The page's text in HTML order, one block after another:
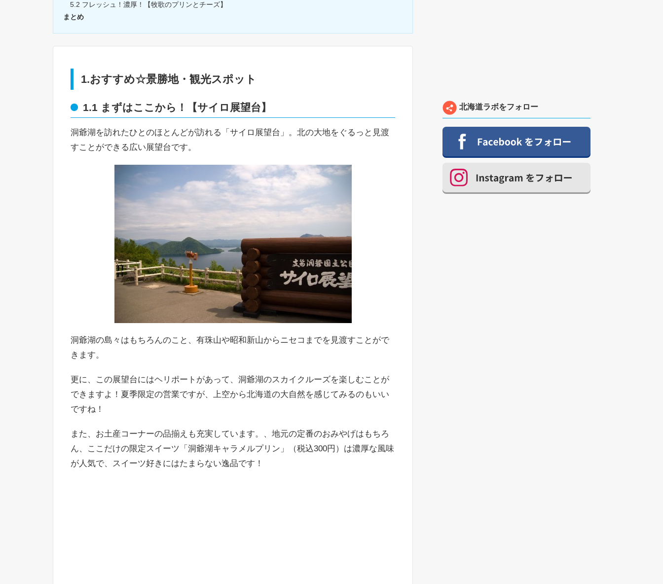
5.2 フレッシュ！濃厚！【牧歌のプリンとチーズ】
まとめ
1.おすすめ☆景勝地・観光スポット
1.1 まずはここから！【サイロ展望台】
洞爺湖を訪れたひとのほとんどが訪れる「サイロ展望台」。北の大地をぐるっと見渡
すことができる広い展望台です。
洞爺湖の島々はもちろんのこと、有珠山や昭和新山からニセコまでを見渡すことがで
きます。
更に、この展望台にはヘリポートがあって、洞爺湖のスカイクルーズを楽しむことが
できますよ！夏季限定の営業ですが、上空から北海道の大自然を感じてみるのもいい
ですね！
また、お土産コーナーの品揃えも充実しています。、地元の定番のおみやげはもちろ
ん、ここだけの限定スイーツ「洞爺湖キャラメルプリン」（税込300円）は濃厚な風味
が人気で、スイーツ好きにはたまらない逸品です！
北海道ラボをフォロー